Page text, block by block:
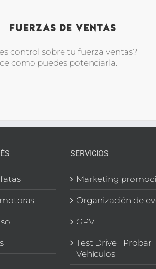
Fuerzas de Ventas
control sobre tu fuerza ventas?
como puedes potenciarla.
SERVICIOS
Marketing
Organización de
GPV
Test Drive | Probar
Vehículos